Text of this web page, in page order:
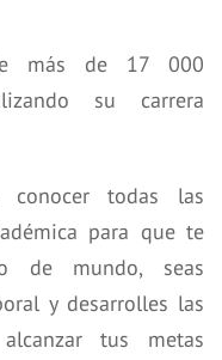
más de 17 000
su carrera
todas las
para que te
de mundo, seas
y desarrolles las
tus metas